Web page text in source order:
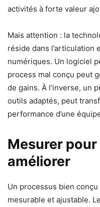
activités à forte valeur
Mais attention : la
réside dans l’articulation
numériques. Un logiciel
process mal conçu peut
de gains. À l’inverse, un
outils adaptés, peut
performance d’une
Mesurer
améliorer
Un processus bien conçu
mesurable et ajustable.